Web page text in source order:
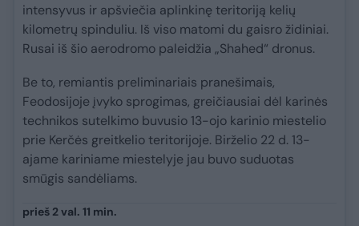
intensyvus ir apšviečia aplinkinę teritoriją kelių
kilometrų spinduliu. Iš viso matomi du gaisro židiniai.
Rusai iš šio aerodromo paleidžia „Shahed“ dronus.
Be to, remiantis preliminariais pranešimais,
Feodosijoje įvyko sprogimas, greičiausiai dėl karinės
technikos sutelkimo buvusio 13-ojo karinio miestelio
prie Kerčės greitkelio teritorijoje. Birželio 22 d. 13-
ajame kariniame miestelyje jau buvo suduotas
smūgis sandėliams.
prieš 2 val. 11 min.